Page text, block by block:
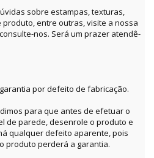
sobre estampas, texturas,
produto, entre outras, visite a nossa
nos. Será um prazer atendê-
por defeito de fabricação.
para que antes de efetuar o
de parede, desenrole o produto e
qualquer defeito aparente, pois
produto perderá a garantia.